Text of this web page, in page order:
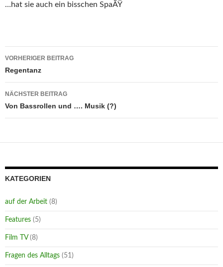
…hat sie auch ein bisschen SpaÃŸ
Beitragsnavigation
VORHERIGER BEITRAG
Regentanz
NÄCHSTER BEITRAG
Von Bassrollen und …. Musik (?)
KATEGORIEN
auf der Arbeit (8)
Features (5)
Film TV(8)
Fragen des Alltags (51)